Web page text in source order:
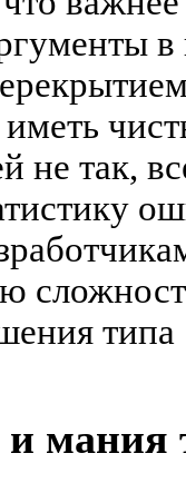
не так,
типа
мания